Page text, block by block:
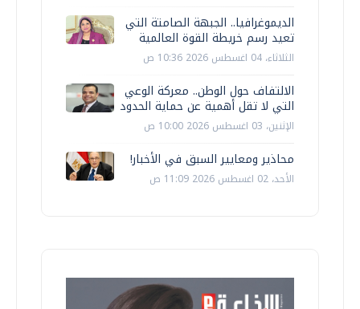
الديموغرافيا.. الجبهة الصامتة التي
تعيد رسم خريطة القوة العالمية
الثلاثاء، 04 اغسطس 2026 10:36 ص
الالتفاف حول الوطن.. معركة الوعي
التي لا تقل أهمية عن حماية الحدود
الإثنين، 03 اغسطس 2026 10:00 ص
محاذير ومعايير السبق في الأخبار!
الأحد، 02 اغسطس 2026 11:09 ص